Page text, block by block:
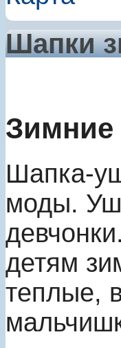
Шапки
Зимние
Шапка-
моды.
детям
теплые,